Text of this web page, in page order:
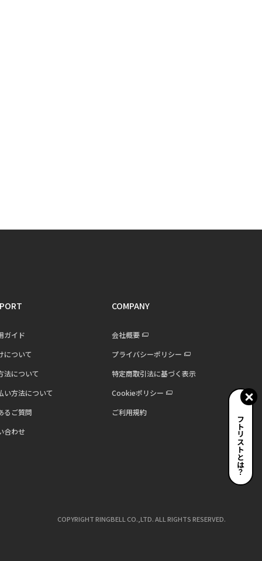
ギフトリストとは？
ガイド
について
法について
い方法について
るご質問
合わせ
COMPANY
会社概要
プライバシーポリシー
特定商取引法に基づく表示
Cookieポリシー
ご利用規約
COPYRIGHT RINGBELL CO.,LTD. ALL RIGHTS RESERVED.